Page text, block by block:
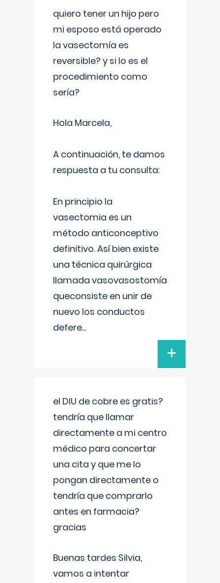
quiero tener un hijo pero
mi esposo está operado
la vasectomía es
reversible? y si lo es el
procedimiento como
sería?
Hola Marcela,
A continuación, te damos
respuesta a tu consulta:
En principio la
vasectomia es un
método anticonceptivo
definitivo. Así bien existe
una técnica quirúrgica
llamada vasovasostomía
queconsiste en unir de
nuevo los conductos
defere...
+
el DIU de cobre es gratis?
tendría que llamar
directamente a mi centro
médico para concertar
una cita y que me lo
pongan directamente o
tendría que comprarlo
antes en farmacia?
gracias
Buenas tardes Silvia,
vamos a intentar